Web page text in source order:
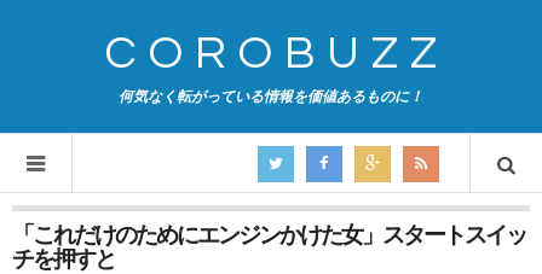
COROBUZZ
何気なく転がっている情報を価値あるものに！
「これだけのためにエンジンかけた女」スタートスイッ
チを押すと